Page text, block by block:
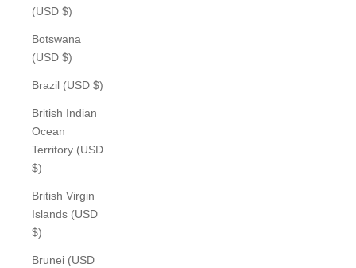
(USD $)
Botswana
(USD $)
Brazil (USD $)
British Indian
Ocean
Territory (USD
$)
British Virgin
Islands (USD
$)
Brunei (USD